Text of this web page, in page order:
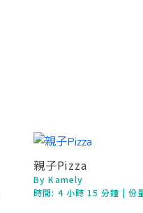
親子Pizza
By Kamely
時間: 4 小時 15 分鐘 | 份